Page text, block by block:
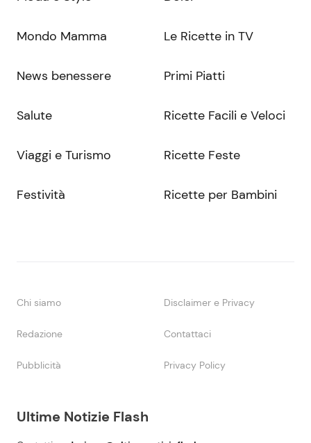
Ultime Notizie Flash
Mondo Mamma
News benessere
Salute
Viaggi e Turismo
Festività
Le Ricette in TV
Primi Piatti
Ricette Facili e Veloci
Ricette Feste
Ricette per Bambini
Chi siamo Disclaimer e Privacy
Redazione Contattaci
Pubblicità Privacy Policy